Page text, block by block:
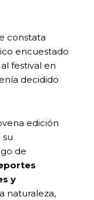
constata
encuestado
festival en
decidido
edición
de
y
naturaleza,